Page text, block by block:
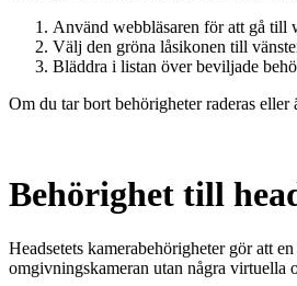
Använd webbläsaren för att gå till
Välj den gröna låsikonen till
Bläddra i listan över beviljade
Om du tar bort behörigheter raderas
Behörighet till
Headsetets kamerabehörigheter gör att
omgivningskameran utan några virtuella